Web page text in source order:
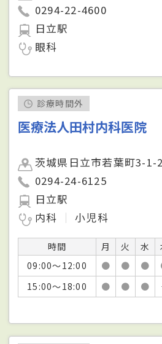
0294-22-4600
日立駅
眼科
診療時間外
医療法人田村内科医院
茨城県日立市若葉町3-1-2
0294-24-6125
日立駅
内科
小児科
時間 月 火 水
09:00～12:00
● ● ●
15:00～18:00
● ● ●